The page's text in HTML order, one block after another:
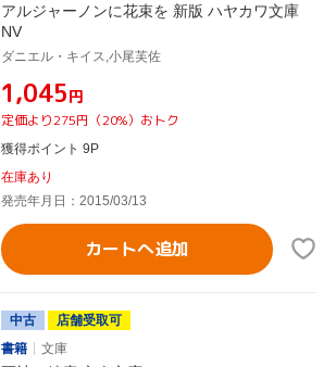
アルジャーノンに花束を 新版 ハヤカワ文庫
NV
ダニエル・キイス,小尾芙佐
¥1,045円
定価より275円（20%）おトク
獲得ポイント 9P
在庫あり
発売年月日：2015/03/13
カートへ追加
中古
店舗受取可
書籍
文庫